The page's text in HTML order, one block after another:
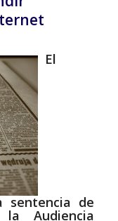
El
sentencia de
Audiencia